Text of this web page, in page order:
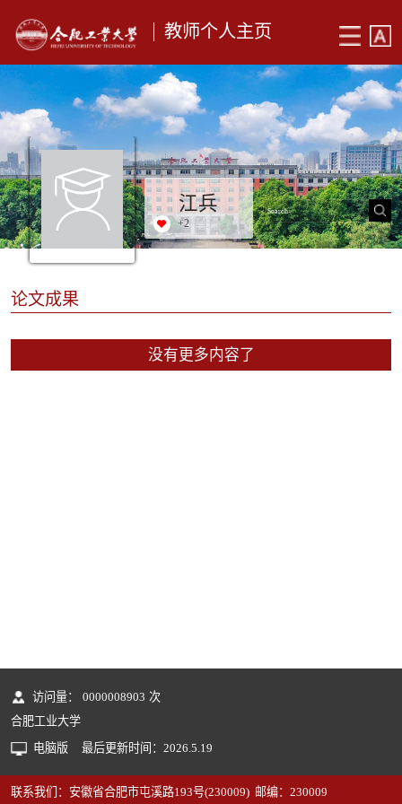
教师个人主页
江兵
+2
论文成果
没有更多内容了
访问量： 0000008903 次
合肥工业大学
电脑版
最后更新时间： 2026 5 19
联系我们：安徽省合肥市屯溪路193号(230009) 邮编：230009